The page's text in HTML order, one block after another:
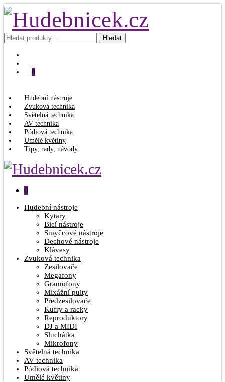
Hledat: Hledat
0
Hudební nástroje
Zvuková technika
Světelná technika
AV technika
Pódiová technika
Umělé květiny
Tipy, rady, návody
0
Hudební nástroje
Kytary
Bicí nástroje
Smyčcové nástroje
Dechové nástroje
Klávesy
Zvuková technika
Zesilovače
Megafony
Gramofony
Mixážní pulty
Předzesilovače
Kufry a racky
Reproduktory
DJ a MIDI
Sluchátka
Mikrofony
Světelná technika
AV technika
Pódiová technika
Umělé květiny